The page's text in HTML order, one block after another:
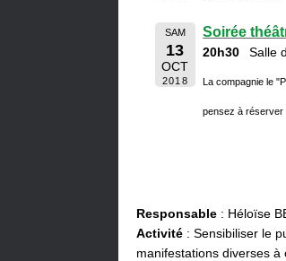
SAM
13
OCT
2018
Soirée
20h30 Salle
La compagnie le
pensez à réserver
Responsable : Héloïse
Activité : Sensibiliser le
manifestations diverses à